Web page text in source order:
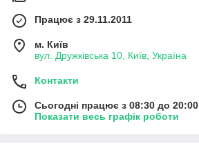
Працює з 29.11.2011
м. Київ
вул. Дружківська 10, Київ, Україна
Контакти
Сьогодні працює з 08:30 до 20:00
Показати весь графік роботи